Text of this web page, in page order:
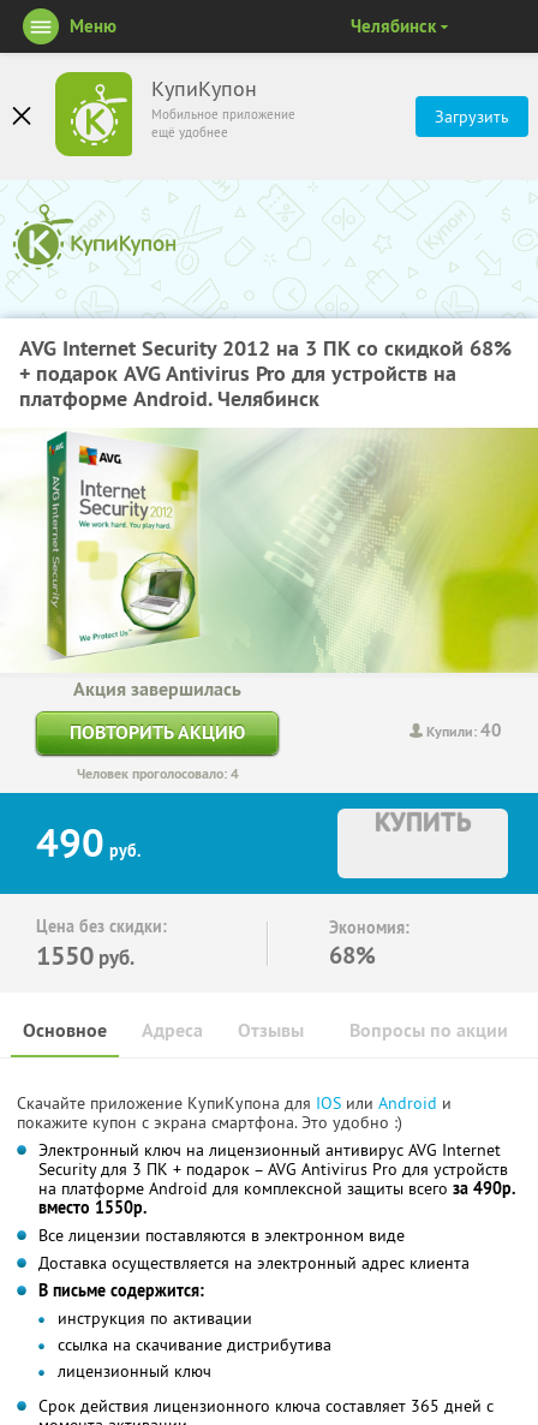
КупиКупон
Мобильное приложение
ещё удобнее
Загрузить
Меню Челябинск
AVG Internet Security 2012 на 3 ПК со скидкой 68%
+ подарок AVG Antivirus Pro для устройств на
платформе Android. Челябинск
Купили:40
Акция завершилась
ПОВТОРИТЬ АКЦИЮ
Человек проголосовало: 4
490 руб.
КУПИТЬ
Цена без скидки:
1550 руб.
Экономия:
68%
Основное Отзывы Вопросы по акции
Адреса
Скачайте приложение КупиКупона для IOS или Android и
покажите купон с экрана смартфона. Это удобно :)
Электронный ключ на лицензионный антивирус AVG Internet
Security для 3 ПК + подарок – AVG Antivirus Pro для устройств
на платформе Android для комплексной защиты всего за 490р.
вместо 1550р.
Все лицензии поставляются в электронном виде
Доставка осуществляется на электронный адрес клиента
В письме содержится:
инструкция по активации
ссылка на скачивание дистрибутива
лицензионный ключ
Срок действия лицензионного ключа составляет 365 дней с